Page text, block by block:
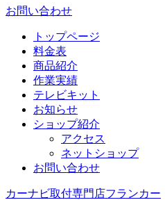
お問い合わせ
トップページ
料金表
商品紹介
作業実績
テレビキット
お知らせ
ショップ紹介
アクセス
ネットショップ
お問い合わせ
カーナビ取付専⾨店フランカー